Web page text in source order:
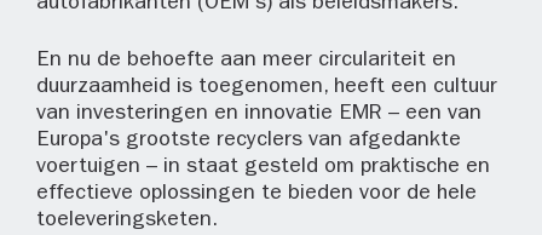
En nu de behoefte aan meer circulariteit en
duurzaamheid is toegenomen, heeft een cultuur
van investeringen en innovatie EMR – een van
Europa's grootste recyclers van afgedankte
voertuigen – in staat gesteld om praktische en
effectieve oplossingen te bieden voor de hele
toeleveringsketen.